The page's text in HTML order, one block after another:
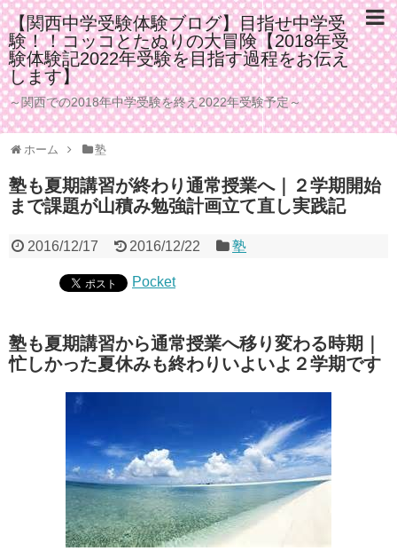
【関西中学受験体験ブログ】目指せ中学受
験！！コッコとたぬりの大冒険【2018年受
験体験記2022年受験を目指す過程をお伝え
します】
～関西での2018年中学受験を終え2022年受験予定～
ホーム 塾
塾も夏期講習が終わり通常授業へ｜２学期開始
まで課題が山積み勉強計画立て直し実践記
2016/12/17 2016/12/22 塾
Pocket
塾も夏期講習から通常授業へ移り変わる時期｜
忙しかった夏休みも終わりいよいよ２学期です